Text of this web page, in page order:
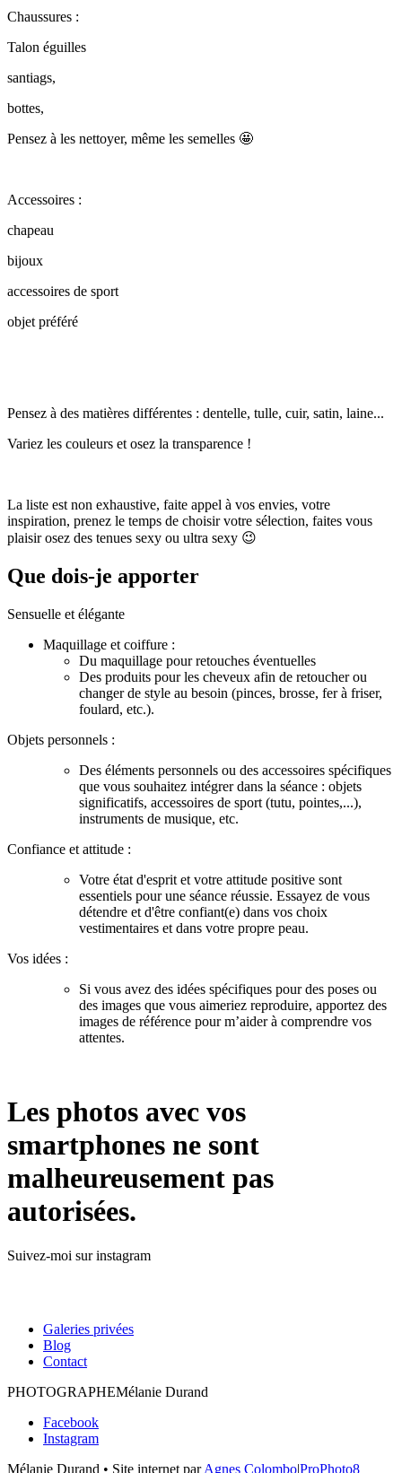
Chaussures :
Talon éguilles
santiags,
bottes,
Pensez à les nettoyer, même les semelles 🤩
Accessoires :
chapeau
bijoux
accessoires de sport
objet préféré
Pensez à des matières différentes : dentelle, tulle, cuir, satin, laine...
Variez les couleurs et osez la transparence !
La liste est non exhaustive, faite appel à vos envies, votre
inspiration, prenez le temps de choisir votre sélection, faites vous
plaisir osez des tenues sexy ou ultra sexy 😉
Que dois-je apporter
Sensuelle et élégante
Maquillage et coiffure :
Du maquillage pour retouches éventuelles
Des produits pour les cheveux afin de retoucher ou
changer de style au besoin (pinces, brosse, fer à friser,
foulard, etc.).
Objets personnels :
Des éléments personnels ou des accessoires spécifiques
que vous souhaitez intégrer dans la séance : objets
significatifs, accessoires de sport (tutu, pointes,...),
instruments de musique, etc.
Confiance et attitude :
Votre état d'esprit et votre attitude positive sont
essentiels pour une séance réussie. Essayez de vous
détendre et d'être confiant(e) dans vos choix
vestimentaires et dans votre propre peau.
Vos idées :
Si vous avez des idées spécifiques pour des poses ou
des images que vous aimeriez reproduire, apportez des
images de référence pour m’aider à comprendre vos
attentes.
Les photos avec vos
smartphones ne sont
malheureusement pas
autorisées.
Suivez-moi sur instagram
Mai 19
🌸 Offre
Avr 10
est là 🌸
Galeries privées
Blog
Contact
PHOTOGRAPHEMélanie Durand
Facebook
Instagram
Mélanie Durand • Site internet parAgnes Colombo|ProPhoto8